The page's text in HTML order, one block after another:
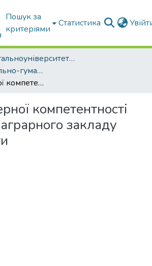
Пошук за
критеріями
Статистика
ННІ загальноуніверситетської підготовки
кафедра Суспільно-гуманітарні науки
Зміст гендерної компетентності викладача аграрного закладу вищої освіти
компетентності
закладу